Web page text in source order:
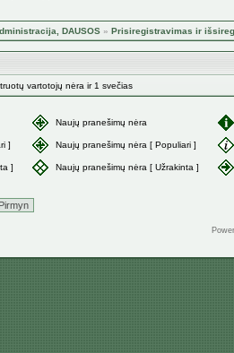
DAUSOS » Prisiregistravimas ir
vartotojų nėra ir 1 svečias
Naujų pranešimų nėra
] Naujų pranešimų nėra [ Populiari ]
] Naujų pranešimų nėra [ Užrakinta ]